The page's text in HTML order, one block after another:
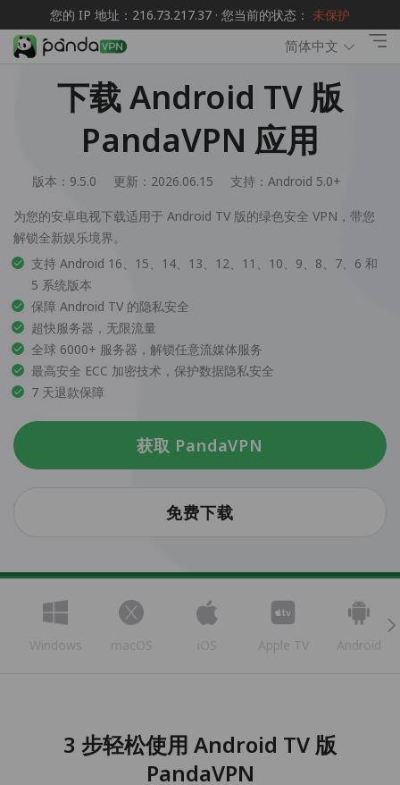
您的 IP 地址：216.73.217.37 · 您当前的状态： 未保护
简体中文
下载 Android TV 版
PandaVPN 应用
版本：9.5.0 更新：2026.06.15 支持： Android 5.0+
为您的安卓电视下载适用于 Android TV 版的绿色安全 VPN，带您
解锁全新娱乐境界。
支持 Android 16、15、14、13、12、11、10、9、8、7、6 和
5 系统版本
保障 Android TV 的隐私安全
超快服务器，无限流量
全球 6000+ 服务器，解锁任意流媒体服务
最高安全 ECC 加密技术，保护数据隐私安全
7 天退款保障
获取 PandaVPN
免费下载
Windows macOS iOS Apple TV Android
3 步轻松使用 Android TV 版
PandaVPN